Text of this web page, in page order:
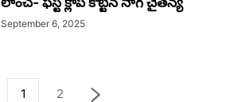
September 6, 2025
1 2